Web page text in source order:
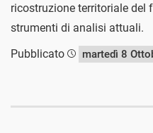
ricostruzione territoriale del
strumenti di analisi attuali.
Pubblicato
martedì 8